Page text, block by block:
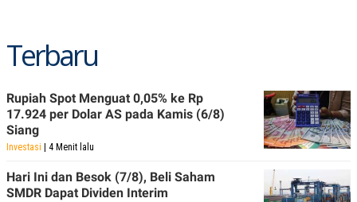
Terbaru
Rupiah Spot Menguat 0,05% ke Rp
17.924 per Dolar AS pada Kamis (6/8)
Siang
Investasi | 4 Menit lalu
Hari Ini dan Besok (7/8), Beli Saham
SMDR Dapat Dividen Interim